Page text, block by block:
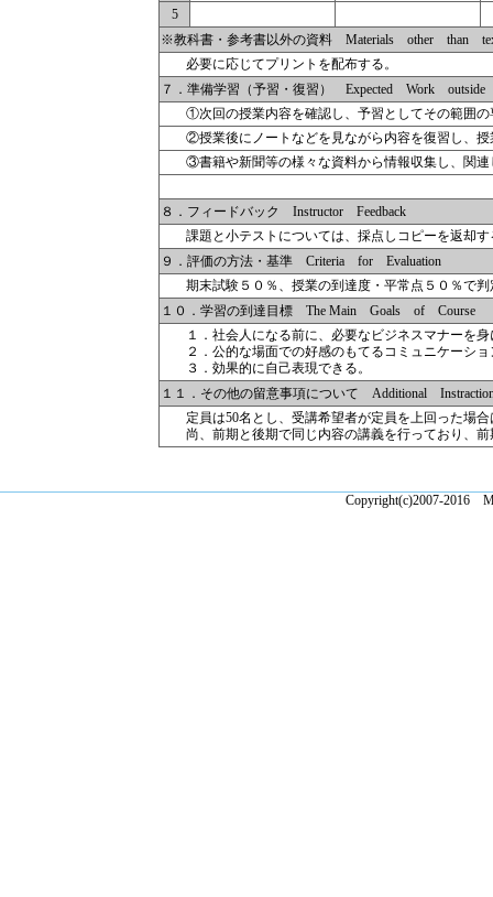
5
※教科書・参考書以外の資料 Materials other than
必要に応じてプリントを配布する。
７．準備学習（予習・復習） Expected Work
①次回の授業内容を確認し、予習としてその範囲
②授業後にノートなどを見ながら内容を復習し、
③書籍や新聞等の様々な資料から情報収集し、関
８．フィードバック Instructor Feedback
課題と小テストについては、採点しコピーを返却
９．評価の方法・基準 Criteria for Evaluation
期末試験５０％、授業の到達度・平常点５０％で
１０．学習の到達目標 The Main Goals of Course
１．社会人になる前に、必要なビジネスマナーを
２．公的な場面での好感のもてるコミュニケーシ
３．効果的に自己表現できる。
１１．その他の留意事項について Additional
定員は50名とし、受講希望者が定員を上回った場
尚、前期と後期で同じ内容の講義を行っており、
Copyright(c)2007-2016